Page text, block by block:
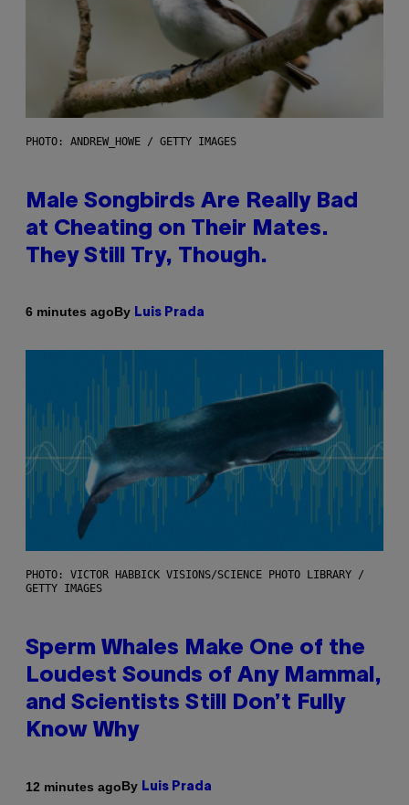
PHOTO: ANDREW_HOWE / GETTY IMAGES
Male Songbirds Are Really Bad
at Cheating on Their Mates.
They Still Try, Though.
6 minutes agoBy Luis Prada
PHOTO: VICTOR HABBICK VISIONS/SCIENCE PHOTO LIBRARY /
GETTY IMAGES
Sperm Whales Make One of the
Loudest Sounds of Any Mammal,
and Scientists Still Don’t Fully
Know Why
12 minutes agoBy Luis Prada